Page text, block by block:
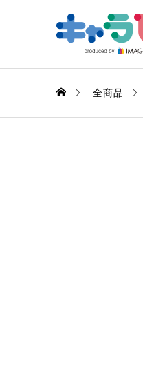
全商品